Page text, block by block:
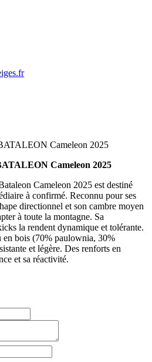
Cameleon 2025
Cameleon 2025 est destiné
à confirmé. Reconnu pour ses
directionnel et son cambre moyen
à toute la montagne. Sa
la rendent dynamique et tolérante.
bois (70% paulownia, 30%
et légère. Des renforts en
et sa réactivité.